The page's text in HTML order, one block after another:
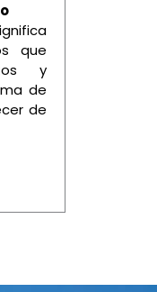
que
y
de
de